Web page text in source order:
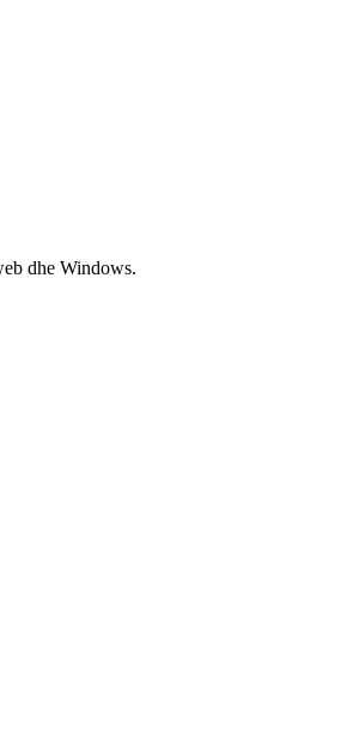
dhe Windows.